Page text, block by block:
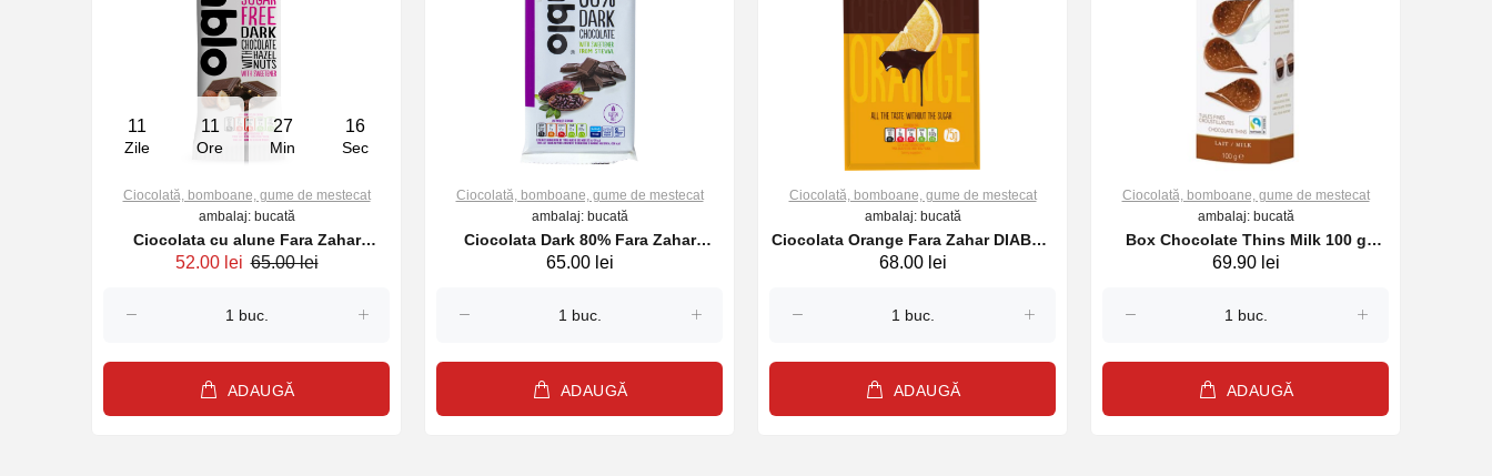
11
Zile
11
Ore
27
Min
15
Sec
Ciocolată, bomboane, gume de mestecat
ambalaj: bucată
Ciocolata cu alune Fara Zahar
DIABLO 75g
52.00 lei 65.00 lei
ADAUGĂ
Ciocolată, bomboane, gume de mestecat
ambalaj: bucată
Ciocolata Dark 80% Fara Zahar
DIABLO 75g
65.00 lei
ADAUGĂ
Ciocolată, bomboane, gume de mestecat
ambalaj: bucată
Ciocolata Orange Fara Zahar DIABLO
75g
68.00 lei
ADAUGĂ
Ciocolată, bomboane, gume de mestecat
ambalaj: bucată
Box Chocolate Thins Milk 100 g
HAMLET
69.90 lei
ADAUGĂ